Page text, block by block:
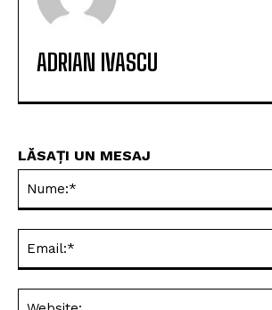
ADRIAN IVASCU
LĂSAȚI UN MESAJ